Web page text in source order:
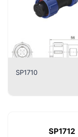
SP1710
SP1712